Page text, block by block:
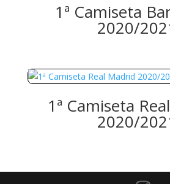
1ª Camiseta
2020/
1ª Camiseta
2020/